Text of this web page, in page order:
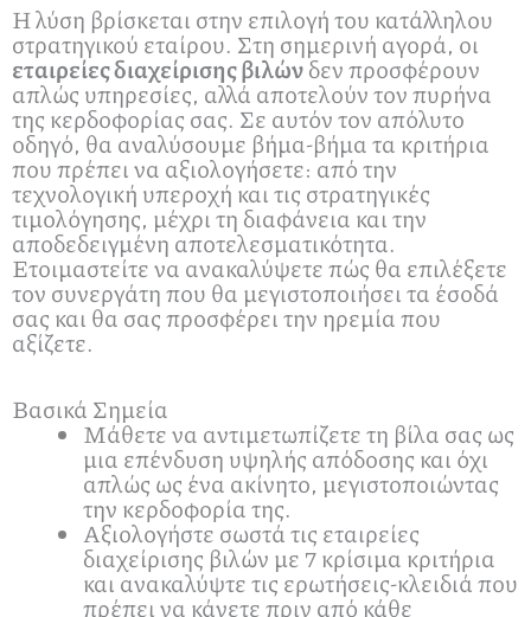
Η λύση βρίσκεται στην επιλογή του κατάλληλου
στρατηγικού εταίρου. Στη σημερινή αγορά, οι
εταιρείες διαχείρισης βιλώνδεν προσφέρουν
απλώς υπηρεσίες, αλλά αποτελούν τον πυρήνα
της κερδοφορίας σας. Σε αυτόν τον απόλυτο
οδηγό, θα αναλύσουμε βήμα-βήμα τα κριτήρια
που πρέπει να αξιολογήσετε: από την
τεχνολογική υπεροχή και τις στρατηγικές
τιμολόγησης, μέχρι τη διαφάνεια και την
αποδεδειγμένη αποτελεσματικότητα.
Ετοιμαστείτε να ανακαλύψετε πώς θα επιλέξετε
τον συνεργάτη που θα μεγιστοποιήσει τα έσοδά
σας και θα σας προσφέρει την ηρεμία που
αξίζετε.
Βασικά Σημεία
Μάθετε να αντιμετωπίζετε τη βίλα σας ως
μια επένδυση υψηλής απόδοσης και όχι
απλώς ως ένα ακίνητο, μεγιστοποιώντας
την κερδοφορία της.
Αξιολογήστε σωστά τις εταιρείες
διαχείρισης βιλών με 7 κρίσιμα κριτήρια
και ανακαλύψτε τις ερωτήσεις-κλειδιά που
πρέπει να κάνετε πριν από κάθε